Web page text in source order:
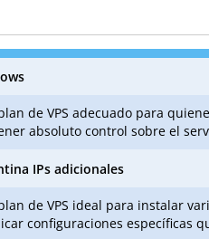
de VPS adecuado para
absoluto control sobre el
IPs adicionales
de VPS ideal para instalar
configuraciones específicas